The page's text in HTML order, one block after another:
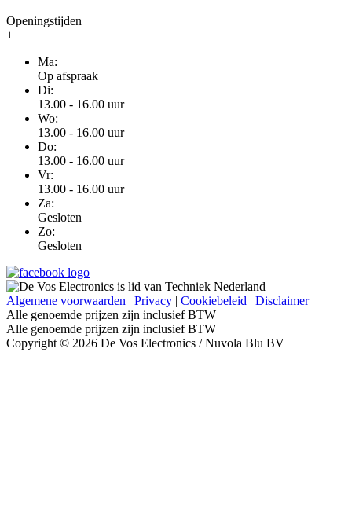
Openingstijden
+
Ma:
Op afspraak
Di:
13.00 - 16.00 uur
Wo:
13.00 - 16.00 uur
Do:
13.00 - 16.00 uur
Vr:
13.00 - 16.00 uur
Za:
Gesloten
Zo:
Gesloten
Algemene voorwaarden | Privacy | Cookiebeleid | Disclaimer
Alle genoemde prijzen zijn inclusief BTW
Alle genoemde prijzen zijn inclusief BTW
Copyright © 2026 De Vos Electronics / Nuvola Blu BV